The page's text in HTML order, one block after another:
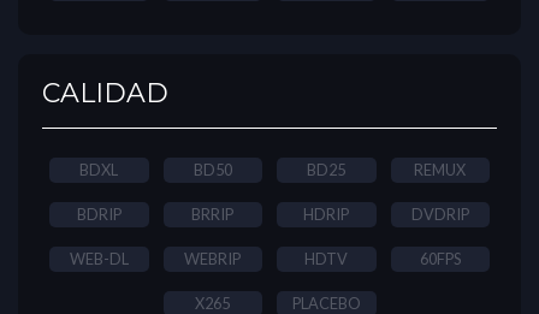
CALIDAD
BDXL BD50 BD25 REMUX
BDRIP BRRIP HDRIP DVDRIP
WEB-DL WEBRIP HDTV 60FPS
X265 PLACEBO